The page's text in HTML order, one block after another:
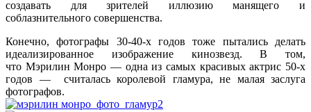
создавать для зрителей иллюзию манящего и
соблазнительного совершенства.
Конечно, фотографы 30-40-х годов тоже пытались делать
идеализированное изображение кинозвезд. В том,
что Мэрилин Монро — одна из самых красивых актрис 50-х
годов — считалась королевой гламура, не малая заслуга
фотографов.